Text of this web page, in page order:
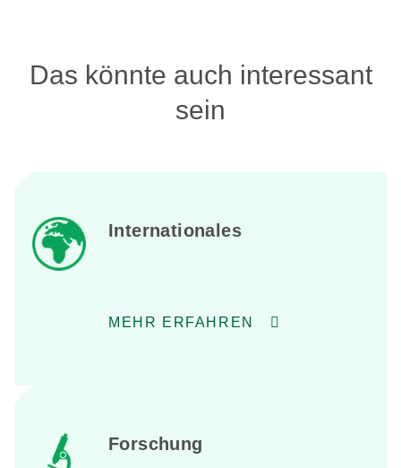
Das könnte auch interessant
sein
Internationales
MEHR ERFAHREN
Forschung